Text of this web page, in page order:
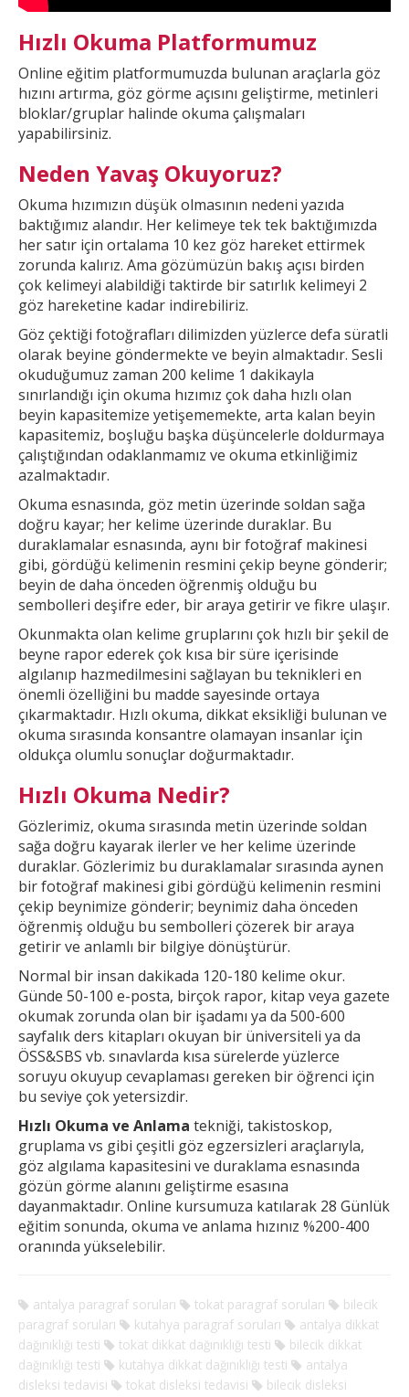
Hızlı Okuma Platformumuz
Online eğitim platformumuzda bulunan araçlarla göz
hızını artırma, göz görme açısını geliştirme, metinleri
bloklar/gruplar halinde okuma çalışmaları
yapabilirsiniz.
Neden Yavaş Okuyoruz?
Okuma hızımızın düşük olmasının nedeni yazıda
baktığımız alandır. Her kelimeye tek tek baktığımızda
her satır için ortalama 10 kez göz hareket ettirmek
zorunda kalırız. Ama gözümüzün bakış açısı birden
çok kelimeyi alabildiği taktirde birsatırlık kelimeyi 2
göz hareketine kadar indirebiliriz.
Göz çektiği fotoğrafları dilimizden yüzlerce defa süratli
olarak beyine göndermekte ve beyin almaktadır. Sesli
okuduğumuz zaman 200 kelime 1 dakikayla
sınırlandığı için okuma hızımız çok daha hızlı olan
beyin kapasitemize yetişememekte, arta kalan beyin
kapasitemiz, boşluğu başka düşüncelerle doldurmaya
çalıştığından odaklanmamız ve okuma etkinliğimiz
azalmaktadır.
Okuma esnasında, göz metin üzerinde soldan sağa
doğru kayar; her kelime üzerinde duraklar. Bu
duraklamalar esnasında, aynı bir fotoğraf makinesi
gibi, gördüğü kelimenin resmini çekip beyne gönderir;
beyin de daha önceden öğrenmiş olduğu bu
sembolleri deşifre eder, bir araya getirir ve fikre ulaşır.
Okunmakta olan kelime gruplarını çok hızlı bir şekil de
beyne rapor ederek çok kısa bir süre içerisinde
algılanıp hazmedilmesini sağlayan bu teknikleri en
önemli özelliğini bu madde sayesinde ortaya
çıkarmaktadır. Hızlı okuma, dikkateksikliği bulunan ve
okuma sırasında konsantre olamayan insanlar için
oldukça olumlu sonuçlar doğurmaktadır.
Hızlı Okuma Nedir?
Gözlerimiz, okuma sırasında metin üzerinde soldan
sağa doğru kayarak ilerler ve her kelime üzerinde
duraklar. Gözlerimiz bu duraklamalar sırasında aynen
bir fotoğraf makinesi gibi gördüğü kelimenin resmini
çekip beynimize gönderir; beynimiz daha önceden
öğrenmiş olduğu bu sembolleri çözerek bir araya
getirir ve anlamlı bir bilgiye dönüştürür.
Normal bir insan dakikada 120-180 kelime okur.
Günde 50-100 e-posta, birçok rapor, kitap veya gazete
okumak zorunda olan bir işadamı ya da 500-600
sayfalık ders kitapları okuyan bir üniversiteli ya da
ÖSS&SBS vb. sınavlarda kısa sürelerde yüzlerce
soruyu okuyup cevaplaması gereken bir öğrenci için
bu seviye çok yetersizdir.
Hızlı Okuma ve Anlama tekniği, takistoskop,
gruplama vs gibi çeşitli göz egzersizleri araçlarıyla,
göz algılama kapasitesini ve duraklama esnasında
gözün görme alanını geliştirme esasına
dayanmaktadır. Online kursumuza katılarak 28 Günlük
eğitim sonunda, okuma ve anlama hızınız %200-400
oranında yükselebilir.
antalya paragraf soruları tokat paragraf soruları
bilecik
paragraf soruları
kutahya paragraf soruları
antalya dikkat
dağınıklığı testi
tokat dikkat dağınıklığı testi
bilecik dikkat
dağınıklığı testi
kutahya dikkat dağınıklığı testi
antalya
disleksi tedavisi
tokat disleksi tedavisi
bilecik disleksi